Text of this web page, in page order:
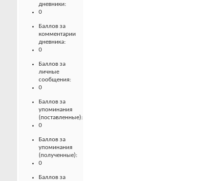
дневники:
0
Баллов за
комментарии
дневника:
0
Баллов за
личные
сообщения:
0
Баллов за
упоминания
(поставленные):
0
Баллов за
упоминания
(полученные):
0
Баллов за